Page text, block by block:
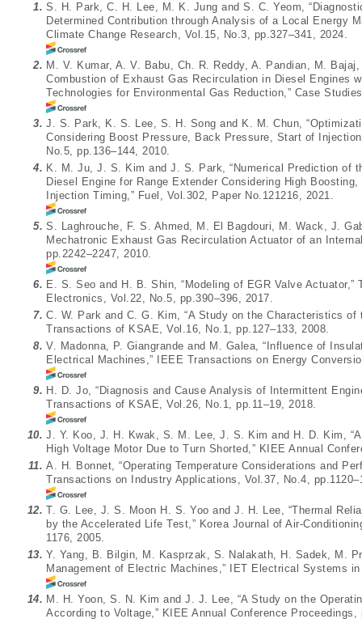
1. S. H. Park, C. H. Lee, M. K. Jung and S. C. Yeom,
Determined Contribution through Analysis of a Local Energy
Climate Change Research, Vol.15, No.3, pp.327–341, 2024.
2. M. V. Kumar, A. V. Babu, Ch. R. Reddy, A. Pandian, M.
Combustion of Exhaust Gas Recirculation in Diesel Engines
Technologies for Environmental Gas Reduction,” Case
3. J. S. Park, K. S. Lee, S. H. Song and K. M. Chun,
Considering Boost Pressure, Back Pressure, Start of
No.5, pp.136–144, 2010.
4. K. M. Ju, J. S. Kim and J. S. Park, “Numerical Prediction of
Diesel Engine for Range Extender Considering High
Injection Timing,” Fuel, Vol.302, Paper No.121216, 2021.
5. S. Laghrouche, F. S. Ahmed, M. El Bagdouri, M. Wack, J.
Mechatronic Exhaust Gas Recirculation Actuator of an
pp.2242–2247, 2010.
6. E. S. Seo and H. B. Shin, “Modeling of EGR Valve
Electronics, Vol.22, No.5, pp.390–396, 2017.
7. C. W. Park and C. G. Kim, “A Study on the Characteristics
Transactions of KSAE, Vol.16, No.1, pp.127–133, 2008.
8. V. Madonna, P. Giangrande and M. Galea, “Influence of
Electrical Machines,” IEEE Transactions on Energy
9. H. D. Jo, “Diagnosis and Cause Analysis of Intermittent
Transactions of KSAE, Vol.26, No.1, pp.11–19, 2018.
10. J. Y. Koo, J. H. Kwak, S. M. Lee, J. S. Kim and H. D. Kim,
High Voltage Motor Due to Turn Shorted,” KIEE Annual
11. A. H. Bonnet, “Operating Temperature Considerations and
Transactions on Industry Applications, Vol.37, No.4,
12. T. G. Lee, J. S. Moon H. S. Yoo and J. H. Lee, “Thermal
by the Accelerated Life Test,” Korea Journal of Air-
1176, 2005.
13. Y. Yang, B. Bilgin, M. Kasprzak, S. Nalakath, H. Sadek, M.
Management of Electric Machines,” IET Electrical Systems
14. M. H. Yoon, S. N. Kim and J. J. Lee, “A Study on the
According to Voltage,” KIEE Annual Conference Proceedings,